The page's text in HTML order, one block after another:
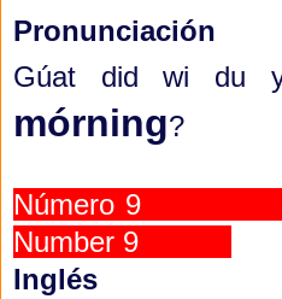
Pronunciación
Gúat did wi du
mórning?
Number 9
Inglés